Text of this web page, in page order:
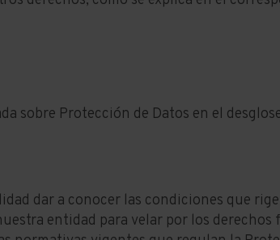
sobre Protección de Datos en el
dar a conocer las condiciones que
entidad para velar por los derechos